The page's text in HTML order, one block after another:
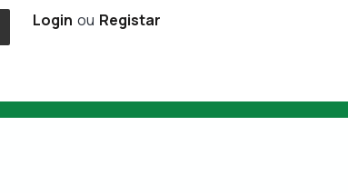
Login ou Registar